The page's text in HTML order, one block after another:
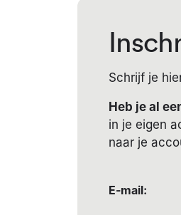
Schrijf je
Heb je al
in je eigen
naar je
E-mail: